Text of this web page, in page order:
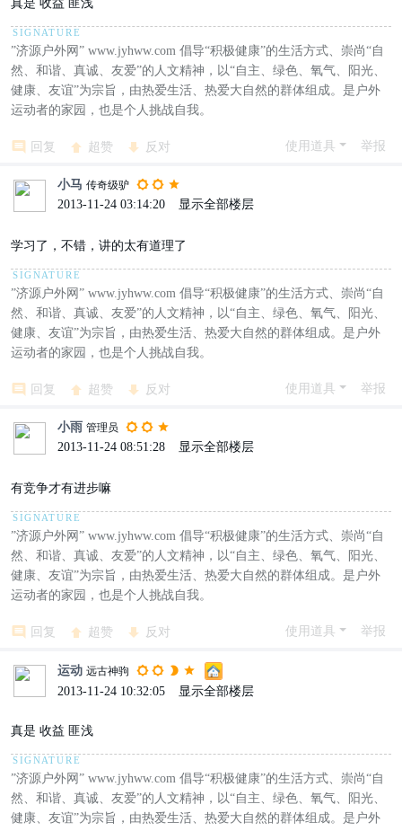
真是 收益 匪浅
”济源户外网” www.jyhww.com 倡导“积极健康”的生活方式、崇尚“自
然、和谐、真诚、友爱”的人文精神，以“自主、绿色、氧气、阳光、
健康、友谊”为宗旨，由热爱生活、热爱大自然的群体组成。是户外
运动者的家园，也是个人挑战自我。
回复 超赞 反对 使用道具 举报
小马 传奇级驴
2013-11-24 03:14:20 显示全部楼层
学习了，不错，讲的太有道理了
”济源户外网” www.jyhww.com 倡导“积极健康”的生活方式、崇尚“自
然、和谐、真诚、友爱”的人文精神，以“自主、绿色、氧气、阳光、
健康、友谊”为宗旨，由热爱生活、热爱大自然的群体组成。是户外
运动者的家园，也是个人挑战自我。
回复 超赞 反对 使用道具 举报
小雨 管理员
2013-11-24 08:51:28 显示全部楼层
有竞争才有进步嘛
”济源户外网” www.jyhww.com 倡导“积极健康”的生活方式、崇尚“自
然、和谐、真诚、友爱”的人文精神，以“自主、绿色、氧气、阳光、
健康、友谊”为宗旨，由热爱生活、热爱大自然的群体组成。是户外
运动者的家园，也是个人挑战自我。
回复 超赞 反对 使用道具 举报
运动 远古神驹
2013-11-24 10:32:05 显示全部楼层
真是 收益 匪浅
”济源户外网” www.jyhww.com 倡导“积极健康”的生活方式、崇尚“自
然、和谐、真诚、友爱”的人文精神，以“自主、绿色、氧气、阳光、
健康、友谊”为宗旨，由热爱生活、热爱大自然的群体组成。是户外